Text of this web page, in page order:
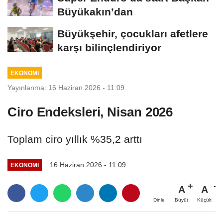
Büyükakın’dan
Büyükşehir, çocukları afetlere
karşı bilinçlendiriyor
EKONOMİ
Yayınlanma: 16 Haziran 2026 - 11:09
Ciro Endeksleri, Nisan 2026
Toplam ciro yıllık %35,2 arttı
EKONOMİ 16 Haziran 2026 - 11:09
Dinle
A
Büyüt
A
Küçült